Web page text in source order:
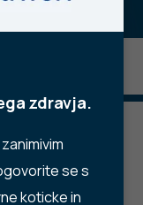
zdravja.
se s
koticke in
septembra